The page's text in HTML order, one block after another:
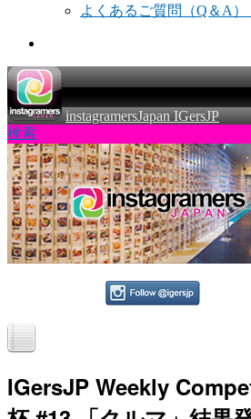
よくあるご質問（Q＆A）
instagramersJapan IGersJP
検索
IGersJP Weekly